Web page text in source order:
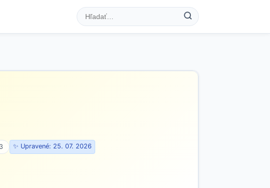
✨ Upravené: 25. 07. 2026